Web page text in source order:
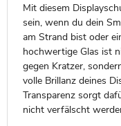
Mit diesem
sein, wenn du dein
am Strand bist oder
hochwertige Glas ist
gegen Kratzer,
volle Brillanz deines
Transparenz sorgt
nicht verfälscht